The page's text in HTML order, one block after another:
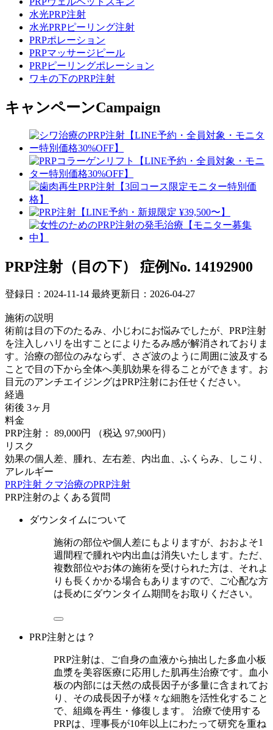
水光PRP注射
水光PRPピーリング注射
PRPポレーション
PRPマッサージピール
PRPピーリングポレーション
ワキの下のPRP注射
キャンペーンCampaign
PRP注射（目の下） 症例No. 14192900
登録日：2024-11-14 最終更新日：2026-04-27
施術の説明
術前は目の下のたるみ、小じわにお悩みでしたが、PRP注射
を注入しハリを出すことによりたるみ感が解消されておりま
す。治療の部位のみならず、さざ波のように周囲に波及する
ことで目の下から全体へ美肌効果を得ることができます。お
目元のアンチエイジングはPRP注射にお任せください。 ⁡
経過
術後 3ヶ月
料金
PRP注射： 89,000円
（税込 97,900円）
リスク
効果の個人差、腫れ、左右差、内出血、ふくらみ、しこり、
アレルギー
PRP注射 クマ治療のPRP注射
PRP注射のよくある質問
ダウンタイムについて
施術の部位や個人差にもよりますが、おおよそ1
週間程で腫れや内出血は消失いたします。ただ、
複数部位やお体の施術を受けられた方は、それよ
りも長くかかる場合もありますので、ご心配な方
は長めにダウンタイム期間をお取りください。
PRP注射とは？
PRP注射は、ご自身の血液から抽出した多血小板
血漿を美容医療に応用した肌再生治療です。血小
板の内部には天然の成長因子が多量に含まれてお
り、その成長因子が様々な細胞を活性化すること
で、組織を再生・修復します。 治療で使用する
PRPは、理事長が10年以上にわたって研究を重ね